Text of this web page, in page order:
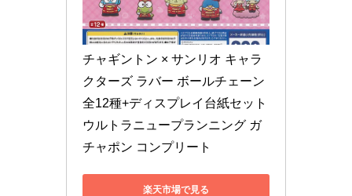
チャギントン × サンリオ キャラ
クターズ ラバー ボールチェーン
全12種+ディスプレイ台紙セット
ウルトラニュープランニング ガ
チャポン コンプリート
楽天市場で見る